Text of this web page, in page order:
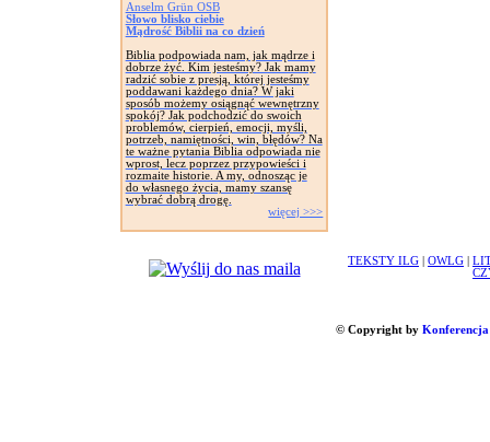
Anselm Grün OSB
Słowo blisko ciebie
Mądrość Biblii na co dzień
Biblia podpowiada nam, jak mądrze i
dobrze żyć. Kim jesteśmy? Jak mamy
radzić sobie z presją, której jesteśmy
poddawani każdego dnia? W jaki
sposób możemy osiągnąć wewnętrzny
spokój? Jak podchodzić do swoich
problemów, cierpień, emocji, myśli,
potrzeb, namiętności, win, błędów? Na
te ważne pytania Biblia odpowiada nie
wprost, lecz poprzez przypowieści i
rozmaite historie. A my, odnosząc je
do własnego życia, mamy szansę
wybrać dobrą drogę.
więcej >>>
TEKSTY ILG OWLG
© Copyright by Konferencja